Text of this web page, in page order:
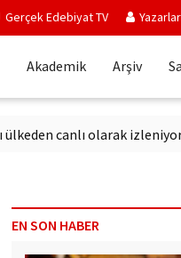
Gerçek Edebiyat TV Yazarlar
Akademik Arşiv
canlı olarak izleniyor
EN SON HABER